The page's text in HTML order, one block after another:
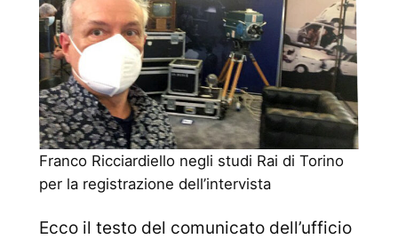
Franco Ricciardiello negli studi Rai di Torino
per la registrazione dell’intervista
Ecco il testo del comunicato dell’ufficio